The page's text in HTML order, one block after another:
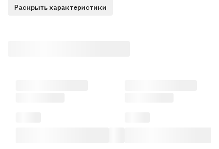
Раскрыть характеристики